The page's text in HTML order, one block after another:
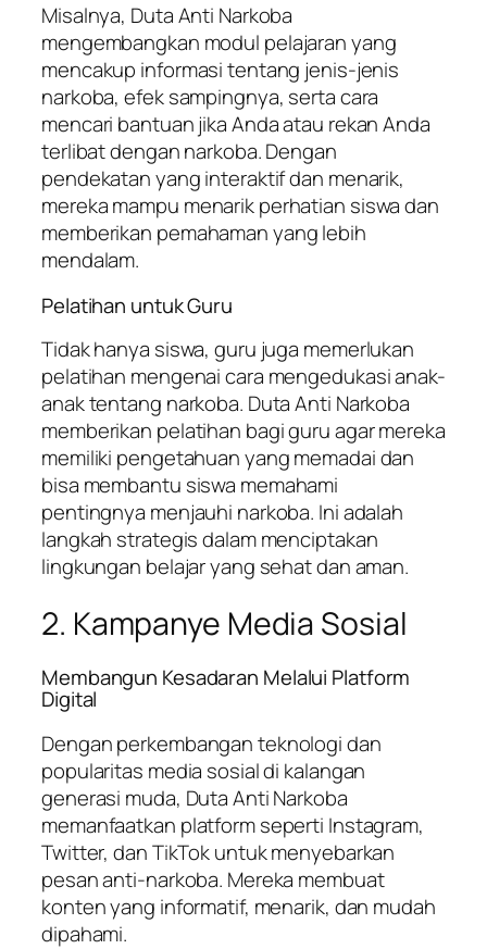
Misalnya, Duta Anti Narkoba
mengembangkan modul pelajaran yang
mencakup informasi tentang jenis-jenis
narkoba, efek sampingnya, serta cara
mencari bantuan jika Anda atau rekan Anda
terlibat dengan narkoba. Dengan
pendekatan yang interaktif dan menarik,
mereka mampu menarik perhatian siswa dan
memberikan pemahaman yang lebih
mendalam.
Pelatihan untuk Guru
Tidak hanya siswa, guru juga memerlukan
pelatihan mengenai cara mengedukasi anak-
anak tentang narkoba. Duta Anti Narkoba
memberikan pelatihan bagi guru agar mereka
memiliki pengetahuan yang memadai dan
bisa membantu siswa memahami
pentingnya menjauhi narkoba. Ini adalah
langkah strategis dalam menciptakan
lingkungan belajar yang sehat dan aman.
2. Kampanye Media Sosial
Membangun Kesadaran Melalui Platform
Digital
Dengan perkembangan teknologi dan
popularitas media sosial di kalangan
generasi muda, Duta Anti Narkoba
memanfaatkan platform seperti Instagram,
Twitter, dan TikTok untuk menyebarkan
pesan anti-narkoba. Mereka membuat
konten yang informatif, menarik, dan mudah
dipahami.